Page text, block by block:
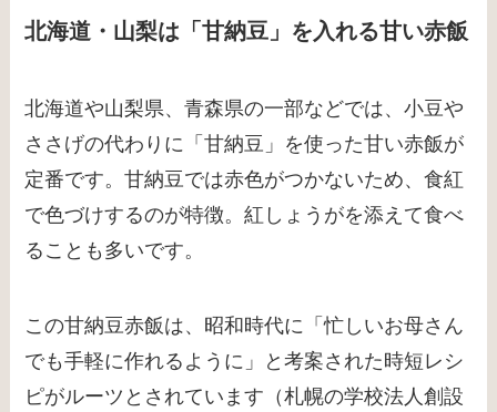
北海道・山梨は「甘納豆」を入れる甘い赤飯
北海道や山梨県、青森県の一部などでは、小豆や
ささげの代わりに「甘納豆」を使った甘い赤飯が
定番です。甘納豆では赤色がつかないため、食紅
で色づけするのが特徴。紅しょうがを添えて食べ
ることも多いです。
この甘納豆赤飯は、昭和時代に「忙しいお母さん
でも手軽に作れるように」と考案された時短レシ
ピがルーツとされています（札幌の学校法人創設